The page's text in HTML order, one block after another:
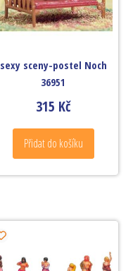
sexy sceny-postel Noch
36951
315 Kč
Přidat do košíku